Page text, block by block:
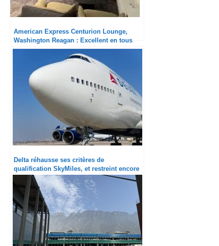
American Express Centurion Lounge,
Washington Reagan : Excellent en tous
points
Delta réhausse ses critères de
qualification SkyMiles, et restreint encore
une fois ses accès aux salons